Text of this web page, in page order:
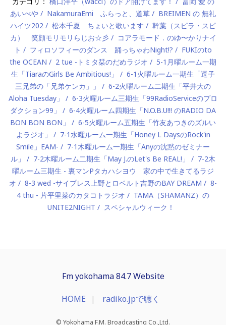
あいべや
NakamuraEmi ふらっと、道草
BREIMEN の 無礼
ハイツ202
松本千夏 ちょいと歌います
幹葉（スピラ・スピ
カ） 笑顔モリモリらじお☆彡
コアラモード．のゆ〜かりナイ
ト
フィロソフィーのダンス 踊っちゃわNight!?
FUKIのto
the OCEAN
2 tue -トミタ栞のだめラジオ
5-1月曜ルーム一期
生「TiaraのGirls Be Ambitious!」
6-1火曜ルーム一期生「逗子
三兄弟の「兄弟ケンカ」」
6-2火曜ルーム二期生「平井大の
Aloha Tuesday」
6-3火曜ルーム三期生「99RadioServiceのプロ
ダクション99」
6-4火曜ルーム四期生「N.O.B.U!!! のRADIO DA
BON BON BON」
6-5火曜ルーム五期生「竹友あつきのズルい
よラジオ」
7-1水曜ルーム一期生「Honey L DaysのRock'in
Smile」EAM-
7-1木曜ルーム一期生「Anyの沈黙のゼミナー
ル」
7-2木曜ルーム二期生「May J.のLet's Be REAL!」
7-2木
曜ルーム三期生 - 裏マンPタカハシヨウ 家の中で生きてるラジ
オ
8-3 wed -サイプレス上野とロベルト吉野のBAY DREAM
8-
4 thu - 片平里菜のカタコトラジオ
TAMA（SHAMANZ）の
UNITE2NIGHT
スペシャルウィーク！
Fm yokohama 84.7 Website
HOME radiko.jpで聴く
© Yokohama F.M. Broadcasting Co.,Ltd.